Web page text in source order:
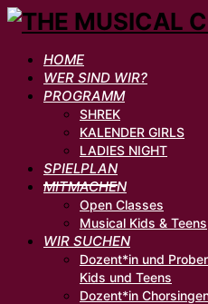
HOME
WER SIND WIR?
PROGRAMM
SHREK
KALENDER GIRLS
LADIES NIGHT
SPIELPLAN
MITMACHEN
Open Classes
Musical Kids & Teens
WIR SUCHEN
Dozent*in und
Kids und Teens
Dozent*in